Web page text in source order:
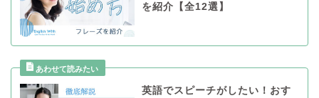
を紹介【全12選】
英語でスピーチがしたい！おす